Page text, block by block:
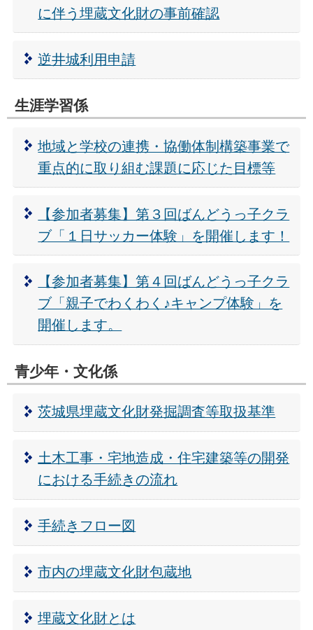
に伴う埋蔵文化財の事前確認
逆井城利用申請
生涯学習係
地域と学校の連携・協働体制構築事業で
重点的に取り組む課題に応じた目標等
【参加者募集】第３回ばんどうっ子クラ
ブ「１日サッカー体験」を開催します！
【参加者募集】第４回ばんどうっ子クラ
ブ「親子でわくわく♪キャンプ体験」を
開催します。
青少年・文化係
茨城県埋蔵文化財発掘調査等取扱基準
土木工事・宅地造成・住宅建築等の開発
における手続きの流れ
手続きフロー図
市内の埋蔵文化財包蔵地
埋蔵文化財とは